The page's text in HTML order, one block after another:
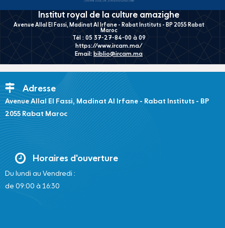
Institut royal de la culture amazighe
Avenue Allal El Fassi, Madinat Al Irfane - Rabat Instituts - BP 2055 Rabat
Maroc
Tél : 05 37-27-84-00 à 09
https://www.ircam.ma/
Email: biblio@ircam.ma
Adresse
Avenue Allal El Fassi, Madinat Al Irfane - Rabat Instituts - BP
2055 Rabat Maroc
Horaires d'ouverture
Du lundi au Vendredi :
de 09:00 à 16:30